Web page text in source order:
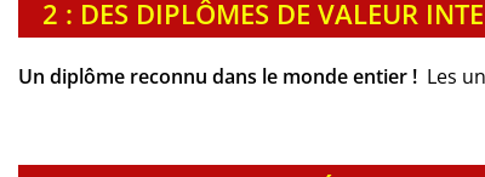
2 : DES DIPLÔMES DE VALEUR
Un diplôme reconnu dans le monde entier ! Les